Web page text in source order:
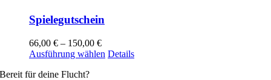
Spielegutschein
66,00 € – 150,00 €
Ausführung wählen Dieses
Details
Bereit für deine Flucht?